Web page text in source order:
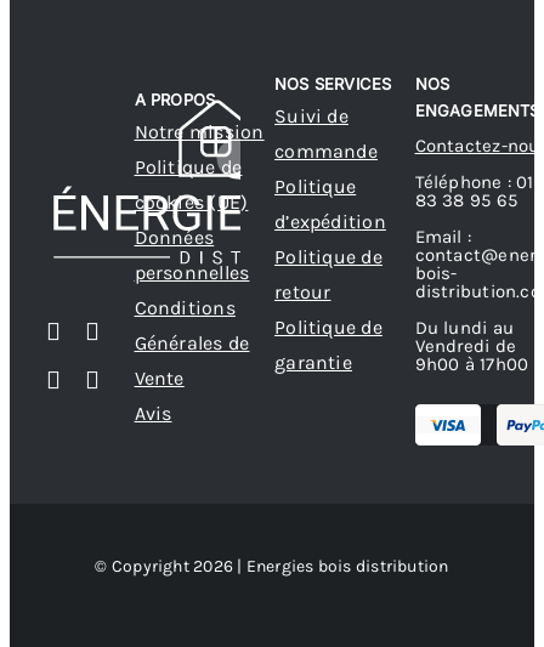
A PROPOS
Notre mission
Politique de
cookies (UE)
Données
personnelles
Conditions
Générales de
Vente
Avis
NOS SERVICES
Suivi de
commande
Politique
d’expédition
Politique de
retour
Politique de
garantie
NOS
ENGAGEMENTS
Contactez-
Téléphone : 01
83 38 95 65
Email :
bois-
Du lundi au
Vendredi de
9h00 à 17h00
© Copyright 2026 | Energies bois distribution